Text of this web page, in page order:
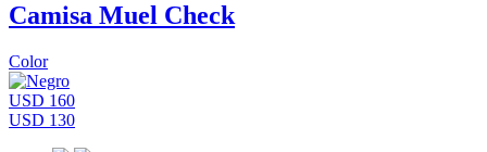
Camisa Muel Check
Color
USD 160
USD 130